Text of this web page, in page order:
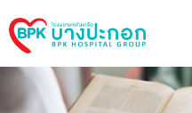
Bangpakok
Hospital